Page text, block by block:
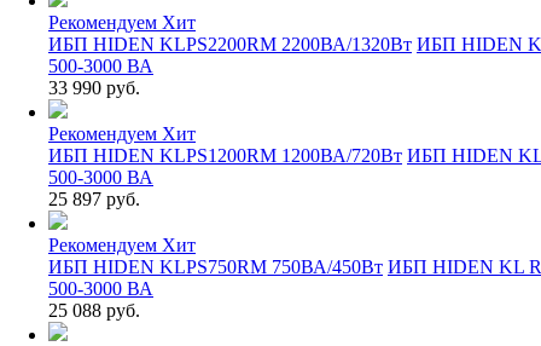
Рекомендуем Хит
ИБП HIDEN KLPS2200RM 2200ВА/1320Вт ИБП HIDEN
500-3000 ВА
33 990 руб.
Рекомендуем Хит
ИБП HIDEN KLPS1200RM 1200ВА/720Вт ИБП HIDEN
500-3000 ВА
25 897 руб.
Рекомендуем Хит
ИБП HIDEN KLPS750RM 750ВА/450Вт ИБП HIDEN KL
500-3000 ВА
25 088 руб.